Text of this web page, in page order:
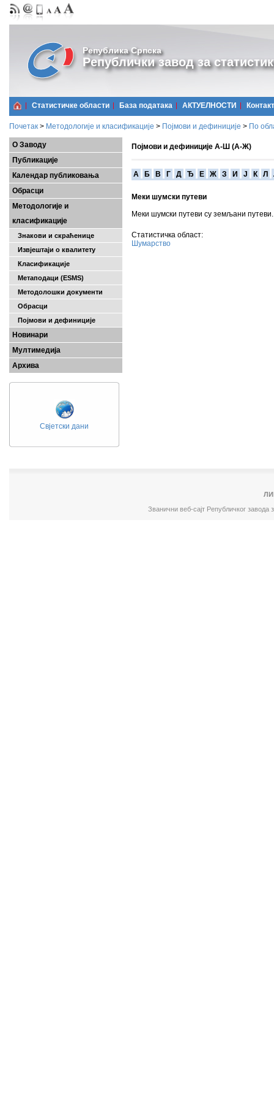
Република Српска
Републички завод за
Статистичке области Базa података АКТУЕЛНОСТИ Контакт
Почетак > Методологије и класификације > Појмови и дефиниције > По
О Заводу
Публикације
Календар публиковања
Обрасци
Методологије и
класификације
Знакови и скраћенице
Извјештаји о квалитету
Класификације
Метаподаци (ESMS)
Методолошки документи
Обрасци
Појмови и дефиниције
Новинари
Мултимедија
Архива
Свјетски дани
Појмови и дефиниције А-Ш (А-Ж)
A Б В Г Д Ђ Е Ж З И Ј К Л
Меки шумски путеви
Меки шумски путеви су земљани путеви.
Статистичка област:
Шумарство
Званични веб-сајт Републичког